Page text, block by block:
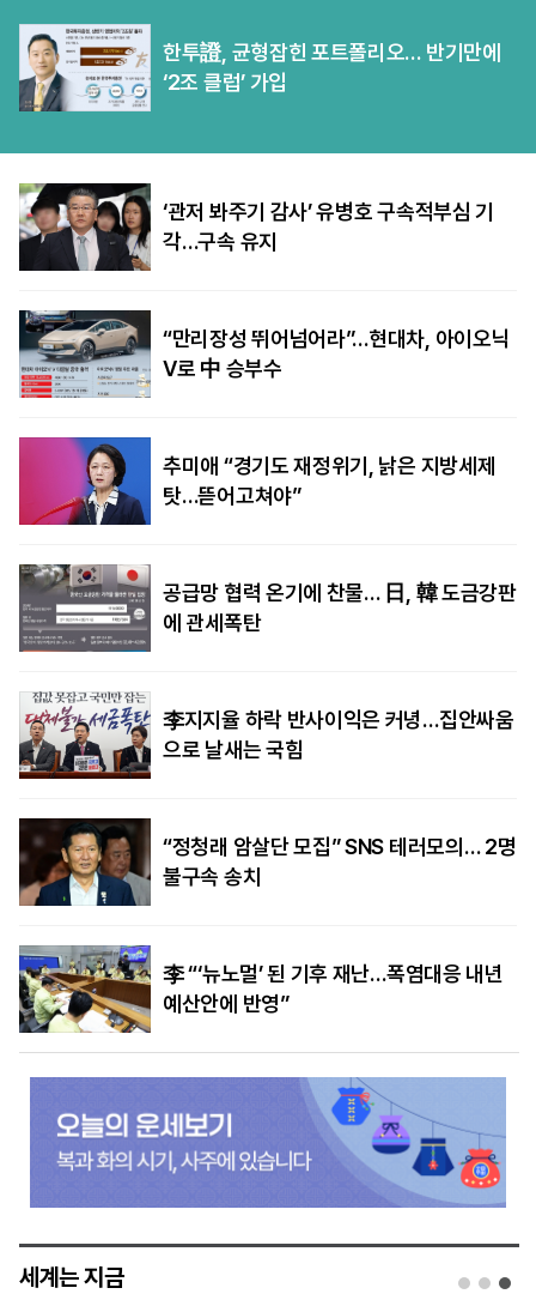
한투證, 균형잡힌 포트폴리오… 반기만에
‘2조 클럽’ 가입
‘관저 봐주기 감사’ 유병호 구속적부심 기
각…구속 유지
“만리장성 뛰어넘어라”…현대차, 아이오닉
V로 中 승부수
추미애 “경기도 재정위기, 낡은 지방세제
탓…뜯어고쳐야”
공급망 협력 온기에 찬물… 日, 韓 도금강판
에 관세폭탄
李지지율 하락 반사이익은 커녕…집안싸움
으로 날새는 국힘
“정청래 암살단 모집” SNS 테러모의… 2명
불구속 송치
李 “‘뉴노멀’ 된 기후 재난…폭염대응 내년
예산안에 반영”
세계는 지금